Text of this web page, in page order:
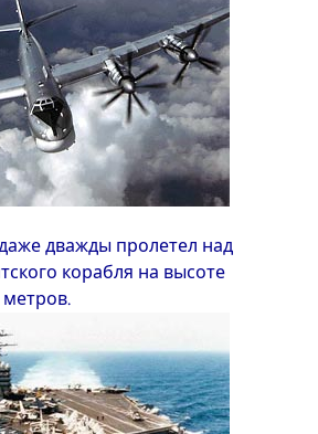
дважды пролетел над
корабля на высоте